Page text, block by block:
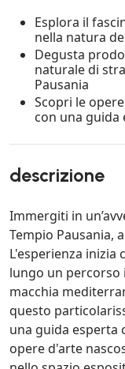
Esplora il
nella natura
Degusta
naturale di
Pausania
Scopri le
con una guida
descrizione
Immergiti in
Tempio Pausania,
L'esperienza inizia
lungo un percorso
macchia
questo
una guida esperta
opere d'arte